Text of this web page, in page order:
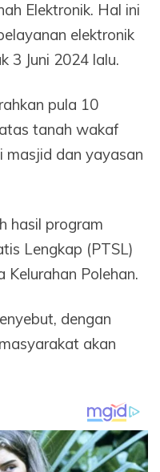
Elektronik. Hal ini
elektronik
3 Juni 2024 lalu.
pula 10
tanah wakaf
masjid dan yayasan
hasil program
Lengkap (PTSL)
Polehan.
dengan
akan